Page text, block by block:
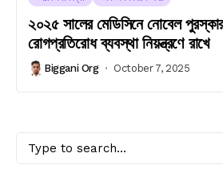
২০২৫ সালের মেডিসিনে নোবেল
রোগপ্রতিরোধ ব্যবস্থা নিয়ন্ত্রণে রাখে
Biggani Org October 7, 2025